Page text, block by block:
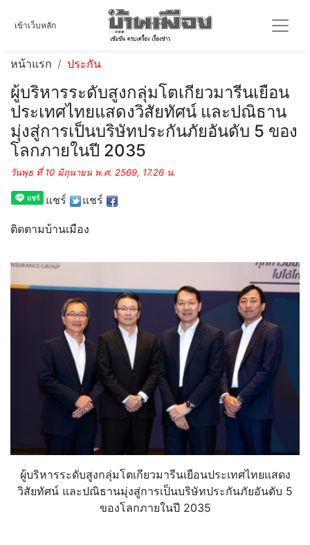
เข้าเว็บหลัก
หน้าแรก ประกัน
ผู้บริหารระดับสูงกลุ่มโตเกียวมารีนเยือน
ประเทศไทยแสดงวิสัยทัศน์ และปณิธาน
มุ่งสู่การเป็นบริษัทประกันภัยอันดับ 5 ของ
โลกภายในปี 2035
วันพุธ ที่ 10 มิถุนายน พ.ศ. 2569, 17.26 น.
แชร์ แชร์
ติดตามบ้านเมือง
ผู้บริหารระดับสูงกลุ่มโตเกียวมารีนเยือนประเทศไทยแสดง
วิสัยทัศน์ และปณิธานมุ่งสู่การเป็นบริษัทประกันภัยอันดับ 5
ของโลกภายในปี 2035